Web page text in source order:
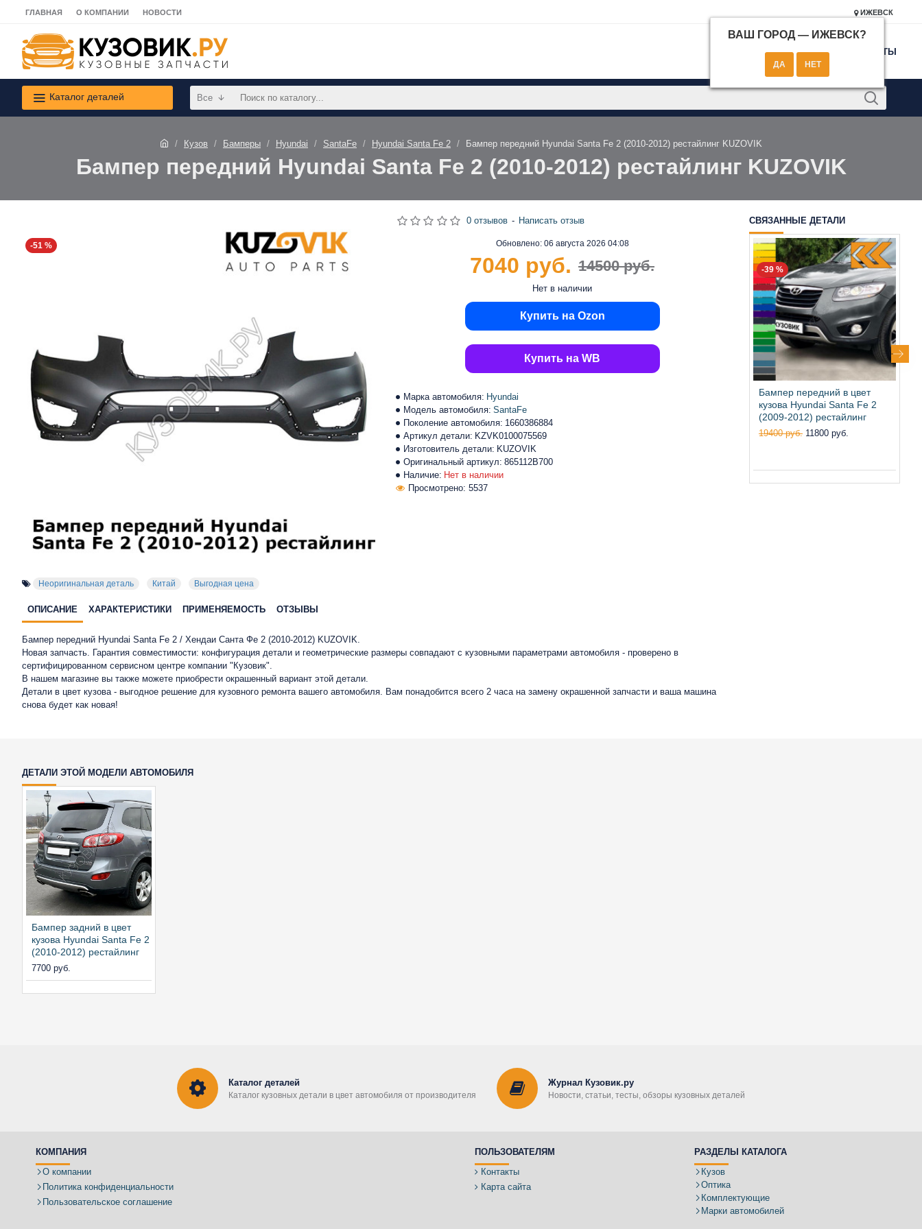
ГЛАВНАЯ О КОМПАНИИ НОВОСТИ ИЖЕВСК
ВАШ ГОРОД — ИЖЕВСК?
КОНТАКТЫ
Каталог деталей Все
Кузов Бамперы Hyundai SantaFe Hyundai Santa Fe 2 Бампер передний Hyundai Santa Fe 2 (2010-2012) рестайлинг KUZOVIK
Бампер передний Hyundai Santa Fe 2 (2010-2012) рестайлинг KUZOVIK
-51 %
Неоригинальная деталь Китай Выгодная цена
Наличие: Нет в наличии
Марка автомобиля: Hyundai
Модель автомобиля: SantaFe
Поколение автомобиля: 1660386884
Артикул детали: KZVK0100075569
Изготовитель детали: KUZOVIK
Оригинальный артикул: 865112B700
Просмотрено: 5537
Обновлено: 06 августа 2026 04:08
Нет в наличии
0 отзывов - Написать отзыв
14500 руб.
7040 руб.
Купить на Ozon
Купить на WB
ОПИСАНИЕ ХАРАКТЕРИСТИКИ ПРИМЕНЯЕМОСТЬ ОТЗЫВЫ
Бампер передний Hyundai Santa Fe 2 / Хендаи Санта Фе 2 (2010-2012) KUZOVIK.
Новая запчасть. Гарантия совместимости: конфигурация детали и геометрические размеры совпадают с кузовными параметрами автомобиля - проверено в
сертифицированном сервисном центре компании "Кузовик".
В нашем магазине вы также можете приобрести окрашенный вариант этой детали.
Детали в цвет кузова - выгодное решение для кузовного ремонта вашего автомобиля. Вам понадобится всего 2 часа на замену окрашенной запчасти и ваша машина
снова будет как новая!
СВЯЗАННЫЕ ДЕТАЛИ
-39 %
Бампер передний в цвет
кузова Hyundai Santa Fe 2
(2009-2012) рестайлинг
19400 руб. 11800 руб.
ДЕТАЛИ ЭТОЙ МОДЕЛИ АВТОМОБИЛЯ
Бампер задний в цвет
кузова Hyundai Santa Fe 2
(2010-2012) рестайлинг
7700 руб.
Каталог деталей
Каталог кузовных детали в цвет автомобиля от производителя
Журнал Кузовик.ру
Новости, статьи, тесты, обзоры кузовных деталей
КОМПАНИЯ
О компании
Политика конфиденциальности
Пользовательское соглашение
ПОЛЬЗОВАТЕЛЯМ
Контакты
Карта сайта
РАЗДЕЛЫ КАТАЛОГА
Кузов
Оптика
Комплектующие
Марки автомобилей